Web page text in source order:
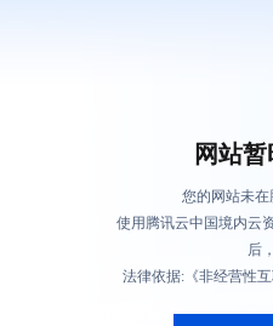
网站
您的网站未
使用腾讯云中国境内云
后
法律依据:《非经营性